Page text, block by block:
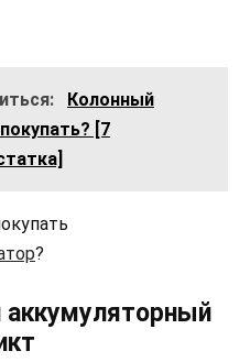
Колонный
[7
?
аккумуляторный